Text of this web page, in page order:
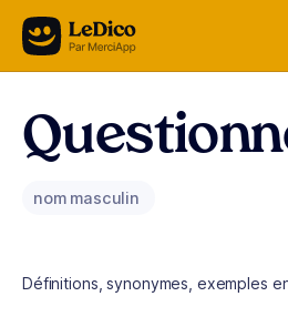
Aller au contenu
nom masculin
Définitions, synonymes, exemples